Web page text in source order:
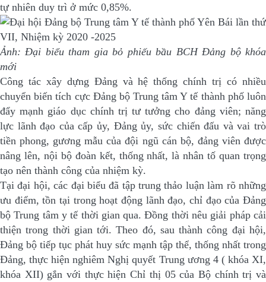
tự nhiên duy trì ở mức 0,85%.
Ảnh: Đại biểu tham gia bỏ phiếu bầu BCH Đảng bộ khóa
mới
Công tác xây dựng Đảng và hệ thống chính trị có nhiều
chuyển biến tích cực Đảng bộ Trung tâm Y tế thành phố luôn
đẩy mạnh giáo dục chính trị tư tưởng cho đảng viên; năng
lực lãnh đạo của cấp ủy, Đảng ủy, sức chiến đấu và vai trò
tiền phong, gương mẫu của đội ngũ cán bộ, đảng viên được
nâng lên, nội bộ đoàn kết, thống nhất, là nhân tố quan trọng
tạo nên thành công của nhiệm kỳ.
Tại đại hội, các đại biểu đã tập trung thảo luận làm rõ những
ưu điểm, tồn tại trong hoạt động lãnh đạo, chỉ đạo của Đảng
bộ Trung tâm y tế thời gian qua. Đồng thời nêu giải pháp cải
thiện trong thời gian tới. Theo đó, sau thành công đại hội,
Đảng bộ tiếp tục phát huy sức mạnh tập thể, thống nhất trong
Đảng, thực hiện nghiêm Nghị quyết Trung ương 4 ( khóa XI,
khóa XII) gắn với thực hiện Chỉ thị 05 của Bộ chính trị và